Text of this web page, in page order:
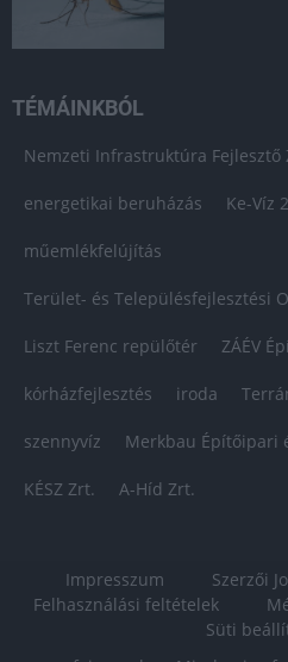
TÉMÁINKBÓL
Nemzeti Infrastruktúra Fejlesztő
energetikai beruházás Ke-Víz
műemlékfelújítás
Terület- és Településfejlesztési
Liszt Ferenc repülőtér ZÁÉV
kórházfejlesztés iroda
szennyvíz Merkbau Építőipari
KÉSZ Zrt. A-Híd Zrt.
Impresszum Szerzői
Felhasználási feltételek
Süti